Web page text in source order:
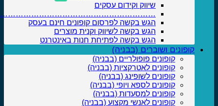
שיווק וקידום עסקים
……………………………………………………….
הגש בקשה לפרסום קופונים חינם בעסק
הגש בקשה לשיווק וקנית מוצרים
הגש בקשה לפתיחת חנות באינטרנט
קופונים ושוברים (בבניה)
קופונים פופולריים (בבניה)
קופונים לאטרקציות (בבניה)
קופונים לשופינג (בבניה)
קופונים לספא ויופי (בבניה)
קופונים למסעדות (בבניה)
קופונים לאנשי מקצוע (בבניה)